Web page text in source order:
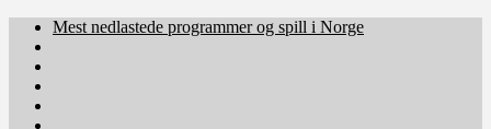
Mest nedlastede programmer og spill i Norge